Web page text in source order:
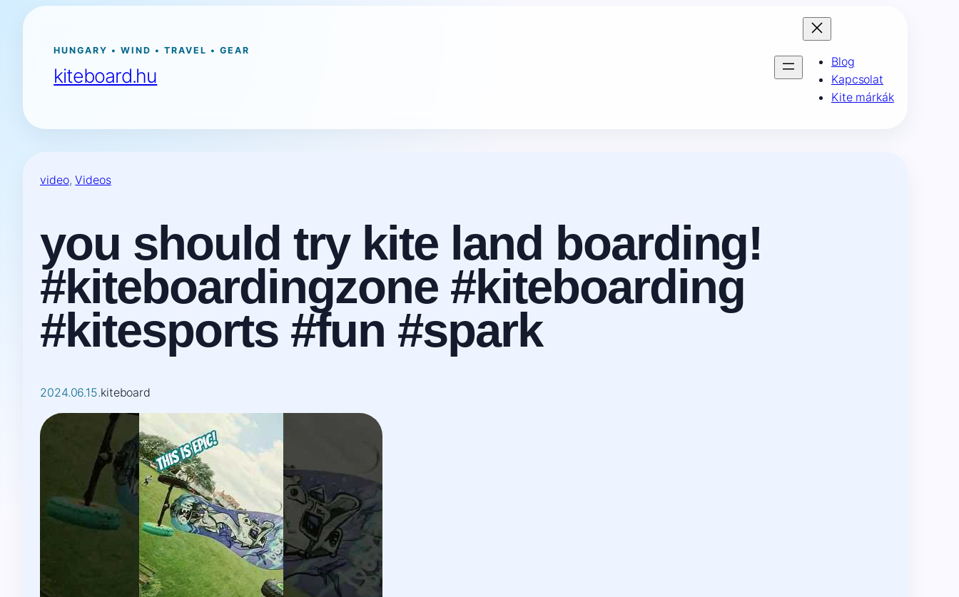
Ugrás
tartalomhozHUNGARY • WIND • TRAVEL • GEAR
kiteboard.hu
Blog
Kapcsolat
Kite márkák
video, Videos
you should try kite land boarding!
#kiteboardingzone #kiteboarding
#kitesports #fun #spark
2024.06.15.kiteboard